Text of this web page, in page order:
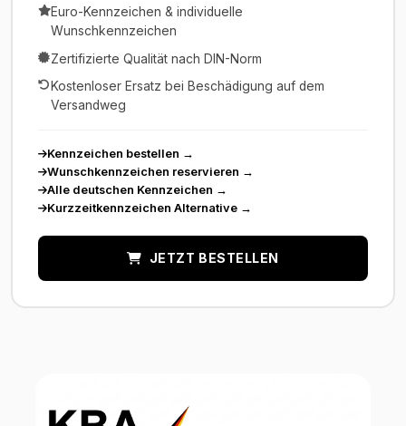
Euro-Kennzeichen & individuelle
Wunschkennzeichen
Zertifizierte Qualität nach DIN-Norm
Kostenloser Ersatz bei Beschädigung auf dem
Versandweg
Kennzeichen bestellen →
Wunschkennzeichen reservieren →
Alle deutschen Kennzeichen →
Kurzzeitkennzeichen Alternative →
JETZT BESTELLEN